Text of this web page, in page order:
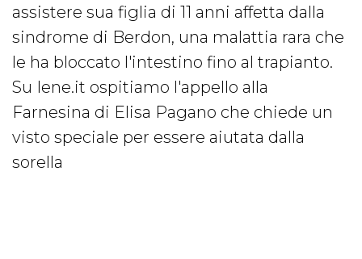
assistere sua figlia di 11 anni affetta dalla
sindrome di Berdon, una malattia rara che
le ha bloccato l'intestino fino al trapianto.
Su Iene.it ospitiamo l'appello alla
Farnesina di Elisa Pagano che chiede un
visto speciale per essere aiutata dalla
sorella